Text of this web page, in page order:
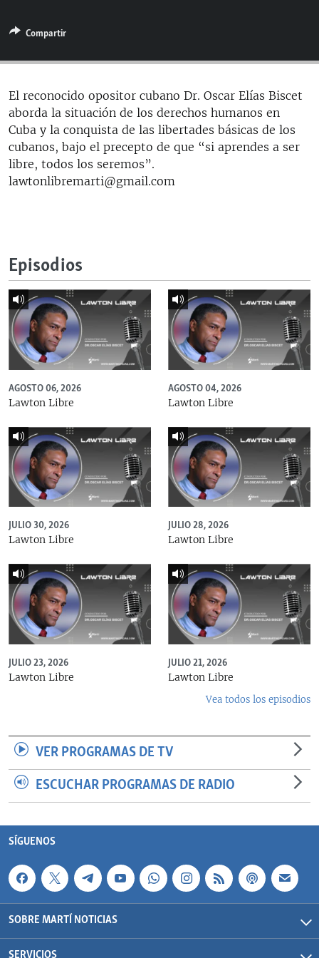
ESPECIALES
ESPECIALES
LA REALIDAD DE LA VIVIENDA EN CUBA
SER VIEJO EN CUBA
KENTU-CUBANO
LOS SANTOS DE HIALEAH
DESINFORMACIÓN RUSA EN AMÉRICA LATINA
MULTIMEDIA
EDITORIALES
SÍGUENOS
Compartir
El reconocido opositor cubano Dr. Oscar Elías Biscet
aborda la situación de los derechos humanos en
Cuba y la conquista de las libertades básicas de los
cubanos, bajo el precepto de que “si aprendes a ser
libre, todos los seremos”.
lawtonlibremarti@gmail.com
Episodios
AGOSTO 06, 2026
Lawton Libre
AGOSTO 04, 2026
Lawton Libre
JULIO 30, 2026
Lawton Libre
JULIO 28, 2026
Lawton Libre
JULIO 23, 2026
Lawton Libre
JULIO 21, 2026
Lawton Libre
Vea todos los episodios
VER PROGRAMAS DE TV
ESCUCHAR PROGRAMAS DE RADIO
SÍGUENOS
SOBRE MARTÍ NOTICIAS
SERVICIOS